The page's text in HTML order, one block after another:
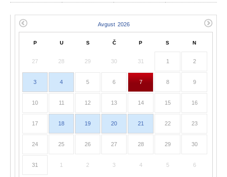
P U S Č P S N
27 28 29 30 31 1 2
3 4 5 6 7 8 9
10 11 12 13 14 15 16
17 18 19 20 21 22 23
24 25 26 27 28 29 30
31 1 2 3 4 5 6